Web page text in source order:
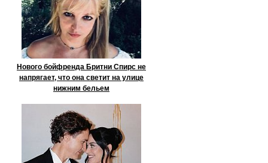
Нового бойфренда Бритни Спирс не
напрягает, что она светит на улице
нижним бельем